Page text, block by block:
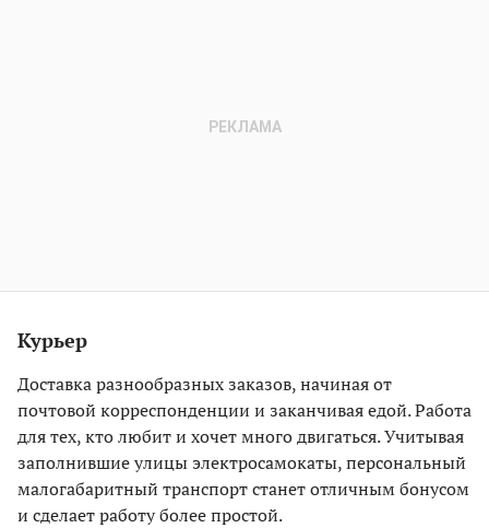
Курьер
Доставка разнообразных заказов, начиная от
почтовой корреспонденции и заканчивая едой. Работа
для тех, кто любит и хочет много двигаться. Учитывая
заполнившие улицы электросамокаты, персональный
малогабаритный транспорт станет отличным бонусом
и сделает работу более простой.